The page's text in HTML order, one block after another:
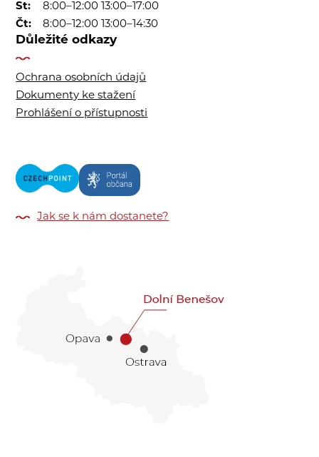
St:
8:00–12:00 13:00–17:00
Čt:
8:00–12:00 13:00–14:30
Důležité odkazy
Ochrana osobních údajů
Dokumenty ke stažení
Prohlášení o přístupnosti
Jak se k nám dostanete?